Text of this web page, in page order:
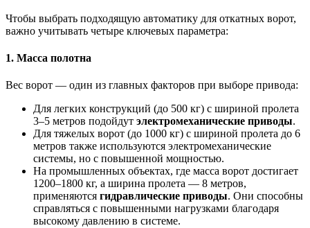
Чтобы выбрать подходящую автоматику для откатных ворот,
важно учитывать четыре ключевых параметра:
1. Масса полотна
Вес ворот — один из главных факторов при выборе привода:
Для легких конструкций (до 500 кг) с шириной пролета
3–5 метров подойдут электромеханические приводы.
Для тяжелых ворот (до 1000 кг) с шириной пролета до 6
метров также используются электромеханические
системы, но с повышенной мощностью.
На промышленных объектах, где масса ворот достигает
1200–1800 кг, а ширина пролета — 8 метров,
применяются гидравлические приводы. Они способны
справляться с повышенными нагрузками благодаря
высокому давлению в системе.